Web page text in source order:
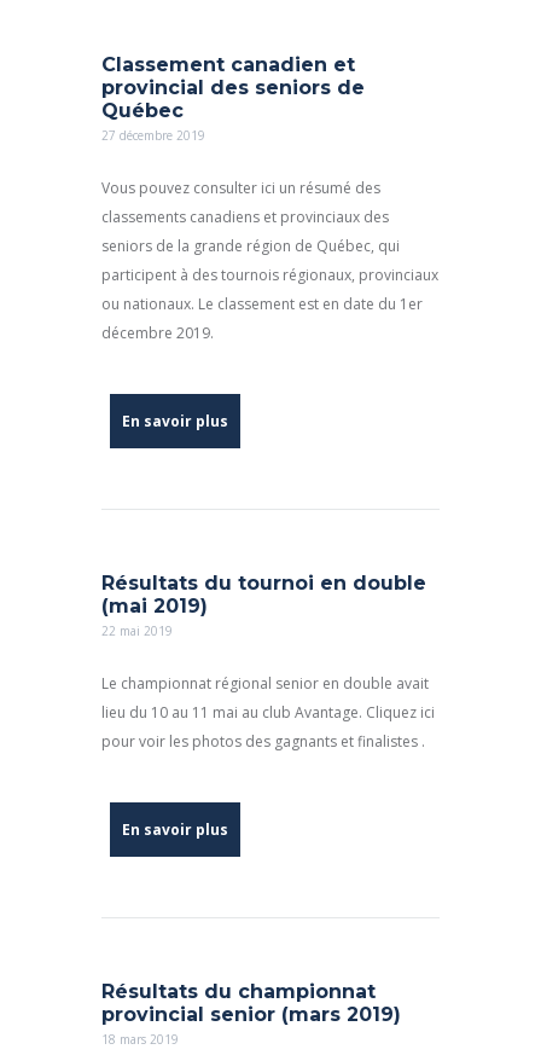
Classement canadien et
provincial des seniors de
Québec
27 décembre 2019
Vous pouvez consulter ici un résumé des
classements canadiens et provinciaux des
seniors de la grande région de Québec, qui
participent à des tournois régionaux, provinciaux
ou nationaux. Le classement est en date du 1er
décembre 2019.
En savoir plus
Résultats du tournoi en double
(mai 2019)
22 mai 2019
Le championnat régional senior en double avait
lieu du 10 au 11 mai au club Avantage. Cliquez ici
pour voir les photos des gagnants et finalistes .
En savoir plus
Résultats du championnat
provincial senior (mars 2019)
18 mars 2019